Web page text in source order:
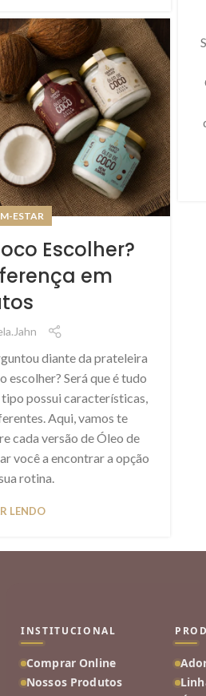
ESTAR
Escolher?
em
diante da prateleira
escolher? Será que é tudo
possui características,
Aqui, vamos te
cada versão de Óleo de
você a encontrar a opção
rotina.
LENDO
INSTITUCIONAL
Comprar Online
Nossos Produtos